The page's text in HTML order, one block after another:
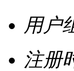
用户
注册